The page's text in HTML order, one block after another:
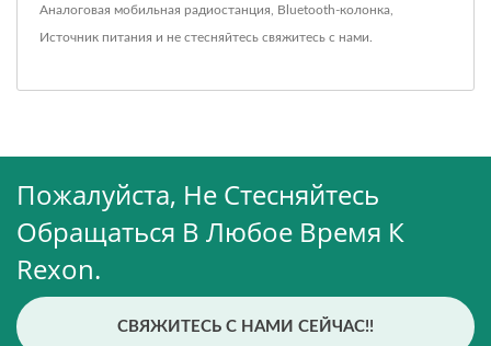
Аналоговая мобильная радиостанция Bluetooth-колонка
Источник питания и не стесняйтесь свяжитесь с нами
Пожалуйста, Не Стесняйтесь
Обращаться В Любое Время К
Rexon.
СВЯЖИТЕСЬ С НАМИ СЕЙЧАС!!